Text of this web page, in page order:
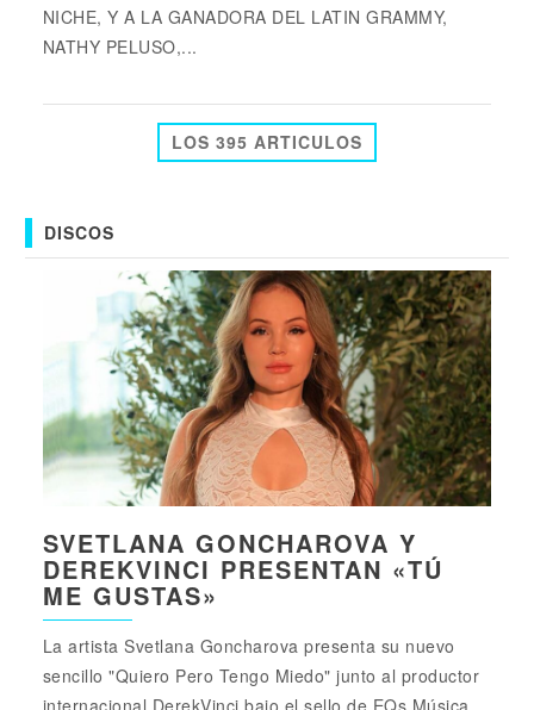
NICHE, Y A LA GANADORA DEL LATIN GRAMMY,
NATHY PELUSO,...
LOS 395 ARTICULOS
DISCOS
SVETLANA GONCHAROVA Y
DEREKVINCI PRESENTAN «TÚ
ME GUSTAS»
La artista Svetlana Goncharova presenta su nuevo
sencillo "Quiero Pero Tengo Miedo" junto al productor
internacional DerekVinci bajo el sello de EQs Música